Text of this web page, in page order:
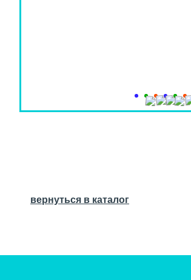
вернуться в каталог